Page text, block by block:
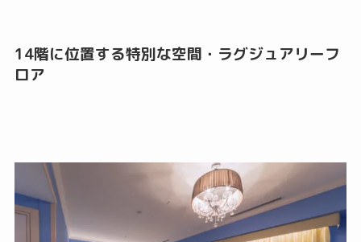
14階に位置する特別な空間・ラグジュアリーフ
ロア